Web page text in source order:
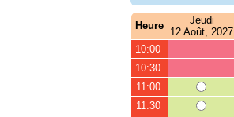
Heure
Jeudi
12 Août, 2027
10:00
10:30
11:00
11:30